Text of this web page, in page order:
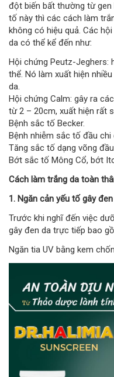
đột biến bất thường từ gen
tố này thì các cách làm
không có hiệu quả. Các
da có thể kể đến như:
Hội chứng Peutz-Jeghers:
thể. Nó làm xuất hiện
da.
Hội chứng Calm: gây ra
từ 2 – 20cm, xuất hiện rất
Bệnh sắc tố Becker.
Bệnh nhiễm sắc tố đầu chi
Tăng sắc tố dạng võng
Bớt sắc tố Mông Cổ, bớt
Cách làm trắng da toàn
1. Ngăn cản yếu tố gây
Trước khi nghĩ đến việc
gây đen da trực tiếp bao
Ngăn tia UV bằng kem